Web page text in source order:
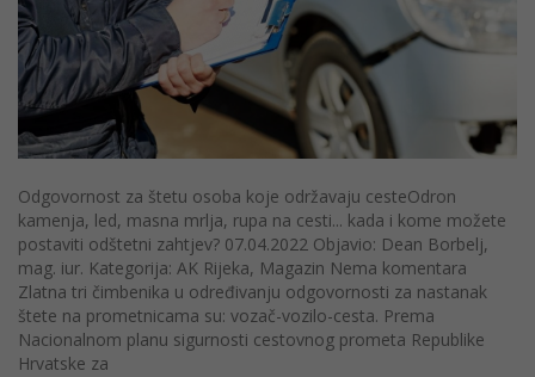
Odgovornost za štetu osoba koje održavaju cesteOdron
kamenja, led, masna mrlja, rupa na cesti... kada i kome možete
postaviti odštetni zahtjev? 07.04.2022 Objavio: Dean Borbelj,
mag. iur. Kategorija: AK Rijeka, Magazin Nema komentara
Zlatna tri čimbenika u određivanju odgovornosti za nastanak
štete na prometnicama su: vozač-vozilo-cesta. Prema
Nacionalnom planu sigurnosti cestovnog prometa Republike
Hrvatske za